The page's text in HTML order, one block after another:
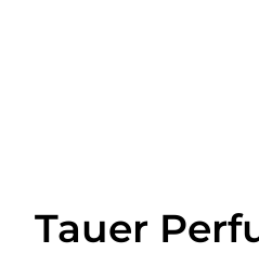
Tauer